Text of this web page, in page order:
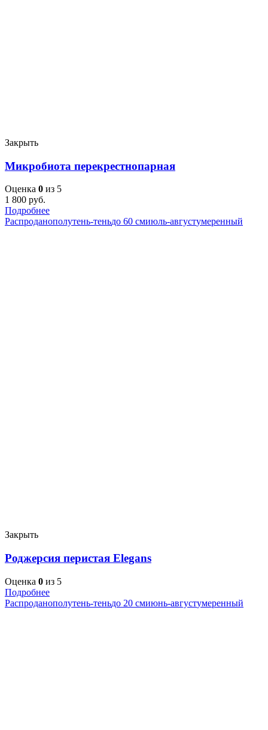
Закрыть
Микробиота перекрестнопарная
Оценка 0 из 5
1 800 руб.
Подробнее
Распроданополутень-теньдо 60 смиюль-августумеренный
Закрыть
Роджерсия перистая Elegans
Оценка 0 из 5
Подробнее
Распроданополутень-теньдо 20 смиюнь-августумеренный